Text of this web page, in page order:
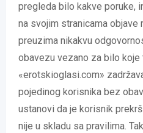
pregleda bilo kakve poruke,
na svojim stranicama
preuzima nikakvu
obavezu vezano za bilo koje
«erotskioglasi.com»
pojedinog korisnika bez
ustanovi da je korisnik
nije u skladu sa pravilima.